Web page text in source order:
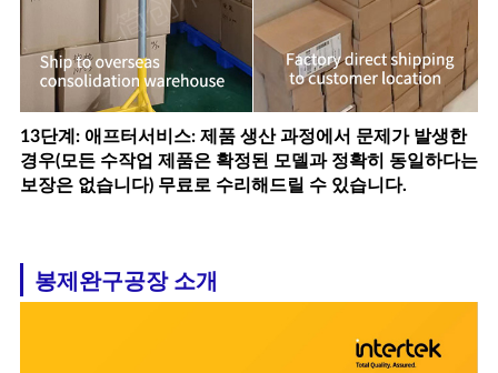
13단계: 애프터서비스: 제품 생산 과정에서 문제가 발생한
경우(모든 수작업 제품은 확정된 모델과 정확히 동일하다는
보장은 없습니다) 무료로 수리해드릴 수 있습니다.
봉제완구공장 소개